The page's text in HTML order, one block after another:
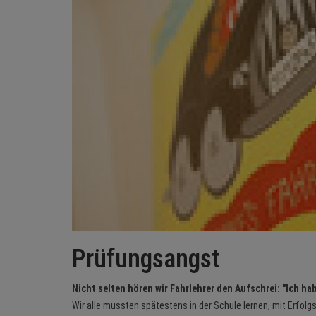
Prüfungsangst
Nicht selten hören wir Fahrlehrer den Aufschrei: "Ich
Wir alle mussten spätestens in der Schule lernen, mit